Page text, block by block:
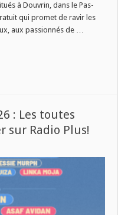
à Douvrin, dans le Pas-
qui promet de ravir les
aux passionnés de …
: Les toutes
sur Radio Plus!